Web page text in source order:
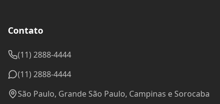
Contato
(11) 2888-4444
(11) 2888-4444
São Paulo, Grande São Paulo, Campinas e Sorocaba